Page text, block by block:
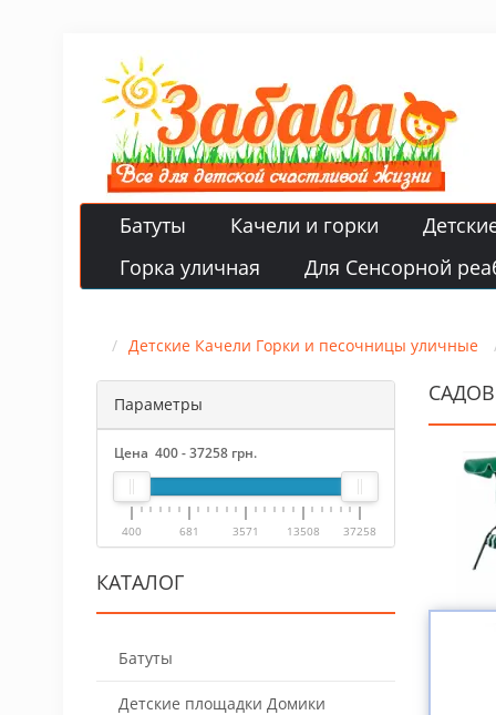
Батуты Качели и горки
Горка уличная
Для Сенсорной
Детские Качели Горки и песочницы уличные
Параметры
Цена 400-37258 грн.
400 681 3571 13508 37258
КАТАЛОГ
Батуты
Батуты с сеткой
Детские площадки Домики